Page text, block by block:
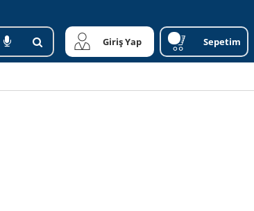
Giriş Yap Sepetim